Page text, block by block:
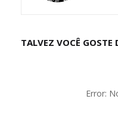
TALVEZ VOCÊ GOSTE
Error: